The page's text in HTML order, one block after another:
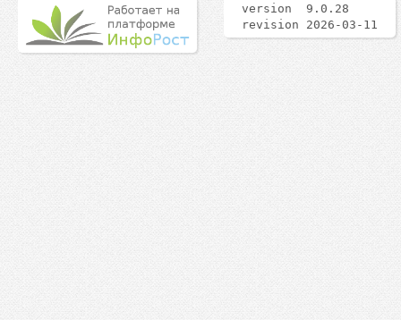
version 9.0.28
revision 2026-03-11